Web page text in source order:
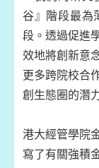
谷』階段最為
段。透過促進
效地將創新意
更多跨院校合
創生態圈的潛
港大經管學院
寫了有關強積